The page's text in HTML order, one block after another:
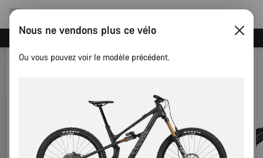
Événements Canyon
Nous ne vendons plus ce vélo
Ou vous pouvez voir le modèle précédent.